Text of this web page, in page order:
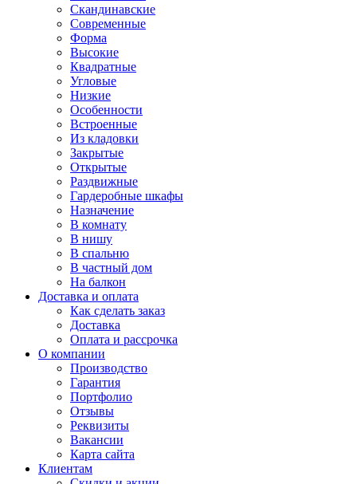
Скандинавские
Современные
Форма
Высокие
Квадратные
Угловые
Низкие
Особенности
Встроенные
Из кладовки
Закрытые
Открытые
Раздвижные
Гардеробные шкафы
Назначение
В комнату
В нишу
В спальню
В частный дом
На балкон
Доставка и оплата
Как сделать заказ
Доставка
Оплата и рассрочка
О компании
Производство
Гарантия
Портфолио
Отзывы
Реквизиты
Вакансии
Карта сайта
Клиентам